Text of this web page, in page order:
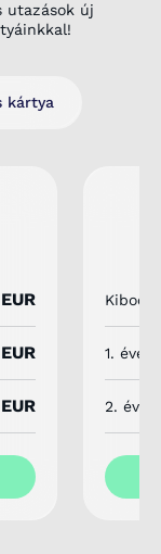
utazások új
kártya
1. éves
2.